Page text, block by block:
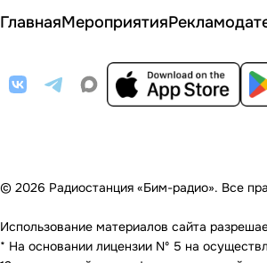
ГлавнаяМероприятия
© 2026 Радиостанция «Бим-радио». Все
Использование материалов сайта
* На основании лицензии Nº 5 на